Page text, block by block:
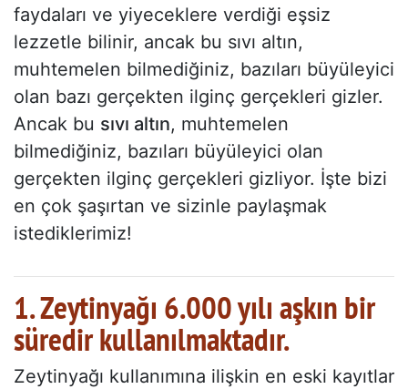
faydaları ve yiyeceklere verdiği eşsiz
lezzetle bilinir, ancak bu sıvı altın,
muhtemelen bilmediğiniz, bazıları büyüleyici
olan bazı gerçekten ilginç gerçekleri gizler.
Ancak bu sıvı altın, muhtemelen
bilmediğiniz, bazıları büyüleyici olan
gerçekten ilginç gerçekleri gizliyor. İşte bizi
en çok şaşırtan ve sizinle paylaşmak
istediklerimiz!
1. Zeytinyağı 6.000 yılı aşkın bir
süredir kullanılmaktadır.
Zeytinyağı kullanımına ilişkin en eski kayıtlar